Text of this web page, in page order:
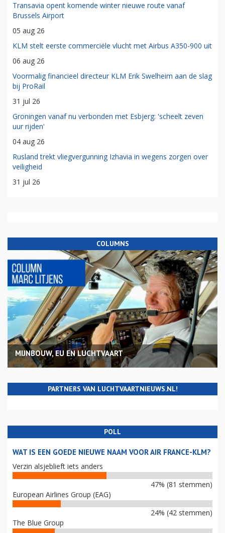
Transavia opent komende winter nieuwe route vanaf
Brussels Airport
05 aug 26
KLM stelt eerste commerciële vlucht met Airbus A350-900 uit
06 aug 26
Voormalig financieel directeur KLM Erik Swelheim aan de slag
bij ProRail
31 jul 26
Groningen vanaf nu verbonden met Esbjerg: 'scheelt zeven
uur rijden'
04 aug 26
Rusland trekt vliegvergunning Izhavia in wegens zorgen over
veiligheid
31 jul 26
COLUMNS
MIJNBOUW, EU EN LUCHTVAART
PARTNERS VAN LUCHTVAARTNIEUWS.NL!
POLL
WAT IS EEN GOEDE NIEUWE NAAM VOOR AIR FRANCE-KLM?
Verzin alsjeblieft iets anders
47% (81 stemmen)
European Airlines Group (EAG)
24% (42 stemmen)
The Blue Group